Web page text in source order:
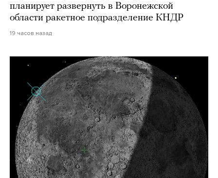
планирует развернуть в Воронежской
области ракетное подразделение КНДР
19 часов назад